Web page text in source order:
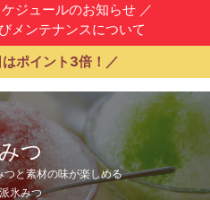
ジュールのお知らせ／
メンテナンスについて
ポイント3倍！／
つ
つと素材の味が楽しめる
氷みつ